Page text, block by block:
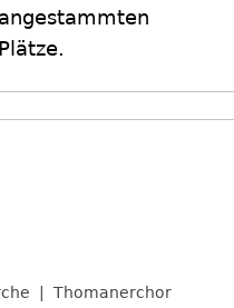
angestammten
Plätze.
Thomanerchor